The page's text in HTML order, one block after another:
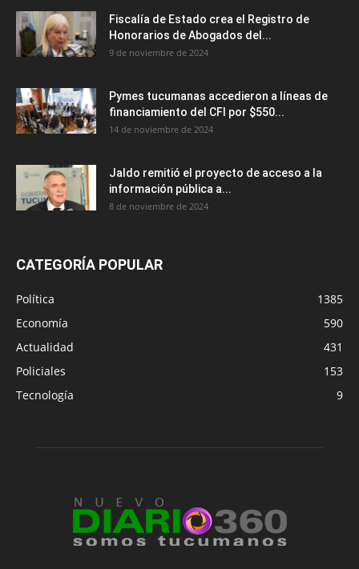
Fiscalía de Estado crea el Registro de
Honorarios de Abogados del...
9 de noviembre de 2024
Pymes tucumanas accedieron a líneas de
financiamiento del CFI por $550...
14 de noviembre de 2024
Jaldo remitió el proyecto de acceso a la
información pública a...
8 de noviembre de 2024
CATEGORÍA POPULAR
Política
1385
Economía
590
Actualidad
431
Policiales
153
Tecnología
9